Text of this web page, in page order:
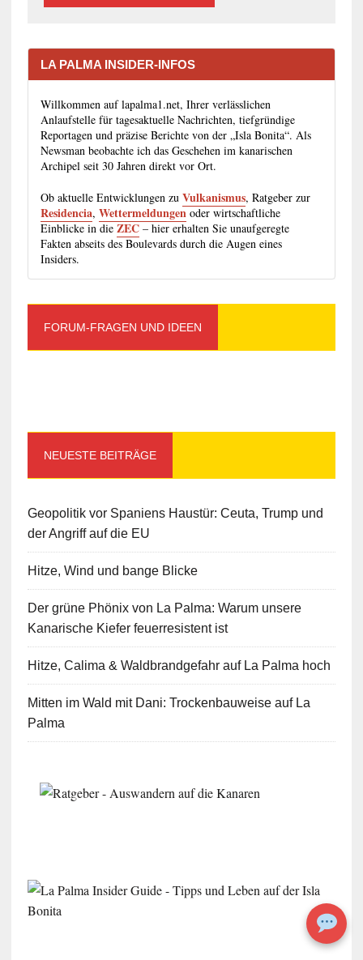
LA PALMA INSIDER-INFOS
Willkommen auf lapalma1.net, Ihrer verlässlichen
Anlaufstelle für tagesaktuelle Nachrichten, tiefgründige
Reportagen und präzise Berichte von der „Isla Bonita“. Als
Newsman beobachte ich das Geschehen im kanarischen
Archipel seit 30 Jahren direkt vor Ort.
Ob aktuelle Entwicklungen zu Vulkanismus, Ratgeber zur
Residencia, Wettermeldungen oder wirtschaftliche
Einblicke in dieZEC– hier erhalten Sie unaufgeregte
Fakten abseits des Boulevards durch die Augen eines
Insiders.
FORUM-FRAGEN UND IDEEN
NEUESTE BEITRÄGE
Geopolitik vor Spaniens Haustür: Ceuta, Trump und
der Angriff auf die EU
Hitze, Wind und bange Blicke
Der grüne Phönix von La Palma: Warum unsere
Kanarische Kiefer feuerresistent ist
Hitze, Calima & Waldbrandgefahr auf La Palma hoch
Mitten im Wald mit Dani: Trockenbauweise auf La
Palma